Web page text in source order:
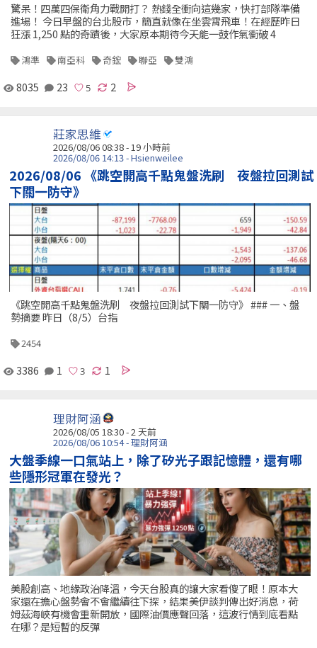
驚呆！四萬四保衛角力戰開打？ 熱錢全衝向這幾家，快打部隊準備
進場！ 今日早盤的台北股市，簡直就像在坐雲霄飛車！在經歷昨日
狂漲 1,250 點的奇蹟後，大家原本期待今天能一鼓作氣衝破 4
鴻準 南亞科 奇鋐 聯亞 雙鴻
8035 23 2
莊家思維
2026/08/06 08:38 -19 小時前
2026/08/06 14:13 - Hsienweilee
2026/08/06 《跳空開高千點鬼盤洗刷 夜盤拉回測試
下關一防守》
《跳空開高千點鬼盤洗刷 夜盤拉回測試下關一防守》 ### 一、盤
勢摘要 昨日（8/5）台指
2454
3386 1 1
理財阿涵
2026/08/05 18:30 - 2 天前
2026/08/06 10:54 - 理財阿涵
大盤季線一口氣站上，除了矽光子跟記憶體，還有哪
些隱形冠軍在發光？
美股創高、地緣政治降溫，今天台股真的讓大家看傻了眼！原本大
家還在擔心盤勢會不會繼續往下探，結果美伊談判傳出好消息，荷
姆茲海峽有機會重新開放，國際油價應聲回落，這波行情到底看點
在哪？是短暫的反彈